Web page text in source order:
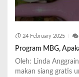
24 February 2025
Program MBG,
Oleh: Linda
makan siang gratis